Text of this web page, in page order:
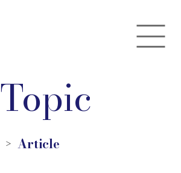
Topic
＞ Article